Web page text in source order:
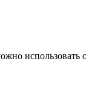
использовать